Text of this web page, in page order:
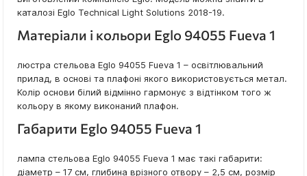
каталозі Eglo Technical Light Solutions 2018-19.
Матеріали і кольори Eglo 94055 Fueva 1
люстра стельова Eglo 94055 Fueva 1 – освітлювальний
прилад, в основі та плафоні якого використовується метал.
Колір основи білий відмінно гармонує з відтінком того ж
кольору в якому виконаний плафон.
Габарити Eglo 94055 Fueva 1
лампа стельова Eglo 94055 Fueva 1 має такі габарити:
діаметр – 17 см, глибина врізного отвору – 2,5 см, розмір